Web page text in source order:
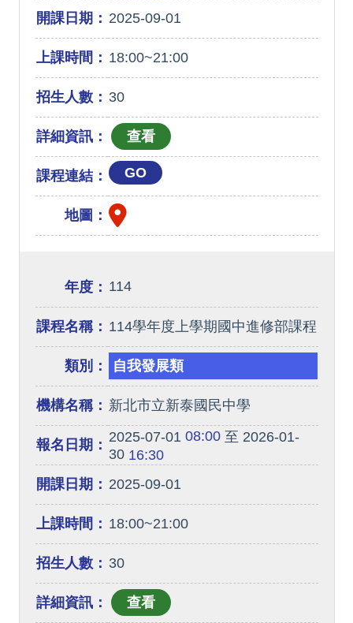
開課日期： 2025-09-01
上課時間： 18:00~21:00
招生人數： 30
詳細資訊：
課程連結： GO
地圖：
年度： 114
課程名稱： 114學年度上學期國中進修部課程
類別： 自我發展類
機構名稱： 新北市立新泰國民中學
報名日期： 2025-07-01 08:00至 2026-01-
3016:30
開課日期： 2025-09-01
上課時間： 18:00~21:00
招生人數： 30
詳細資訊：